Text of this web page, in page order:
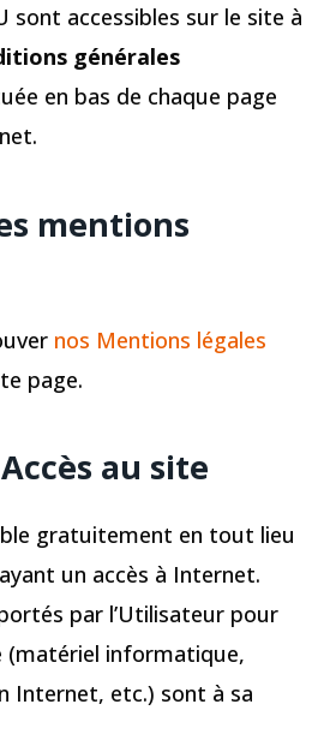
sont accessibles sur le site à
générales
en bas de chaque page
mentions
nos Mentions légales
page.
au site
gratuitement en tout lieu
un accès à Internet.
par l’Utilisateur pour
(matériel informatique,
Internet, etc.) sont à sa